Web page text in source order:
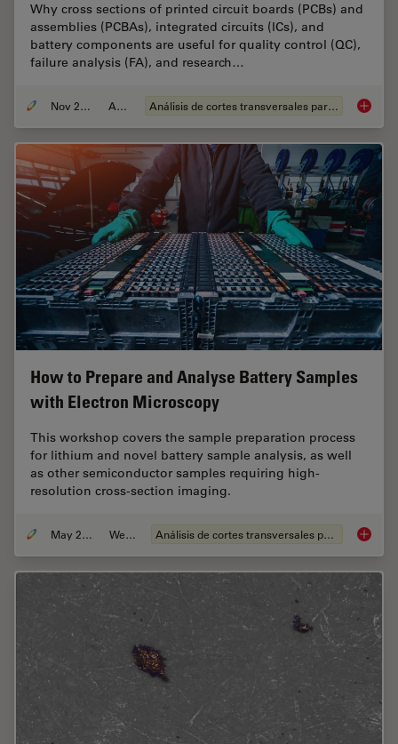
Why cross sections of printed circuit boards (PCBs) and
assemblies (PCBAs), integrated circuits (ICs), and
battery components are useful for quality control (QC),
failure analysis (FA), and research…
Nov 27, 2023 Article Análisis de cortes transversales para la microelectrónica Quality
How to Prepare and Analyse Battery Samples
with Electron Microscopy
This workshop covers the sample preparation process
for lithium and novel battery sample analysis, as well
as other semiconductor samples requiring high-
resolution cross-section imaging.
May 25, 2023 Webinar Análisis de cortes transversales para la microelectrónica How to